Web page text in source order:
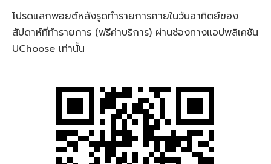
โปรดแลกพอยต์หลังรูดทำรายการภายในวันอาทิตย์ของ
สัปดาห์ที่ทำรายการ (ฟรีค่าบริการ) ผ่านช่องทางแอปพลิเคชัน
UChoose เท่านั้น